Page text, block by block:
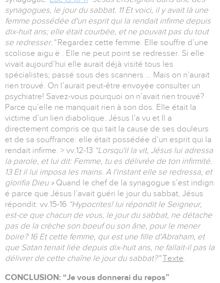
synagogues, le jour du sabbat. 11 Et voici, il y avait là une
femme possédée d'un esprit qui la rendait infirme depuis
dix-huit ans; elle était courbée, et ne pouvait pas du tout
se redresser.”Regardez cette femme. Elle souffre d’une
scoliose aigu ë . Elle ne peut point se redresser. Si elle
vivait aujourd’hui elle aurait déjà visité tous les
spécialistes; passé sous des scanners ... Mais on n’aurait
rien trouvé. On l’aurait peut-être envoyée consulter un
psychiatre! Savez-vous pourquoi on n’avait rien trouvé?
Parce qu’elle ne manquait rien à son dos. Elle était la
victime d’un lien diabolique. Jésus l’a vu et Il a
directement compris ce qui tait la cause de ses douleurs
et de sa souffrance: elle était possédée d’un esprit qui la
rendait infirme. > vv.12-13 “Lorsqu'il la vit, Jésus lui adressa
la parole, et lui dit: Femme, tu es délivrée de ton infirmité.
13 Et il lui imposa les mains. A l'instant elle se redressa, et
glorifia Dieu » Quand le chef de la synagogue s’est indign
é parce que Jésus l’avait guéri le jour du sabbat, Jésus
répondit: vv.15-16 “Hypocrites! lui répondit le Seigneur,
est-ce que chacun de vous, le jour du sabbat, ne détache
pas de la crèche son boeuf ou son âne, pour le mener
boire? 16 Et cette femme, qui est une fille d'Abraham, et
que Satan tenait liée depuis dix-huit ans, ne fallait-il pas la
délivrer de cette chaîne le jour du sabbat?” Texte.
CONCLUSION: “Je vous donnerai du repos”